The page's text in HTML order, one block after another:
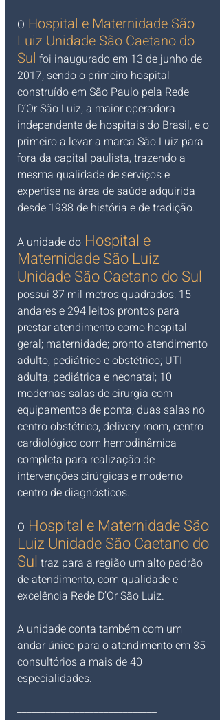
O Hospital e Maternidade São
Luiz Unidade São Caetano do
Sul foi inaugurado em 13 de junho de
2017, sendo o primeiro hospital
construído em São Paulo pela Rede
D’Or São Luiz, a maior operadora
independente de hospitais do Brasil, e o
primeiro a levar a marca São Luiz para
fora da capital paulista, trazendo a
mesma qualidade de serviços e
expertise na área de saúde adquirida
desde 1938 de história e de tradição.
A unidade do Hospital e
Maternidade São Luiz
Unidade São Caetano do Sul
possui 37 mil metros quadrados, 15
andares e 294 leitos prontos para
prestar atendimento como hospital
geral; maternidade; pronto atendimento
adulto; pediátrico e obstétrico; UTI
adulta; pediátrica e neonatal; 10
modernas salas de cirurgia com
equipamentos de ponta; duas salas no
centro obstétrico, delivery room, centro
cardiológico com hemodinâmica
completa para realização de
intervenções cirúrgicas e moderno
centro de diagnósticos.
O Hospital e Maternidade São
Luiz Unidade São Caetano do
Sul traz para a região um alto padrão
de atendimento, com qualidade e
excelência Rede D’Or São Luiz.
A unidade conta também com um
andar único para o atendimento em 35
consultórios a mais de 40
especialidades.
_____________________________